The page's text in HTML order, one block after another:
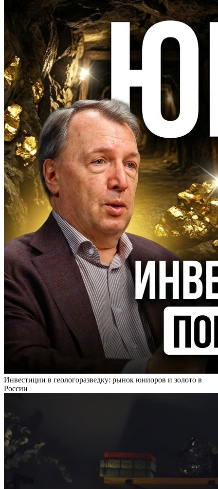
Инвестиции в геологоразведку: рынок юниоров и золото в
России